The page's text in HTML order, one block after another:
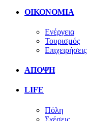
ΟΙΚΟΝΟΜΙΑ
Ενέργεια
Τουρισμός
Επιχειρήσεις
ΑΠΟΨΗ
LIFE
Πόλη
Σχέσεις